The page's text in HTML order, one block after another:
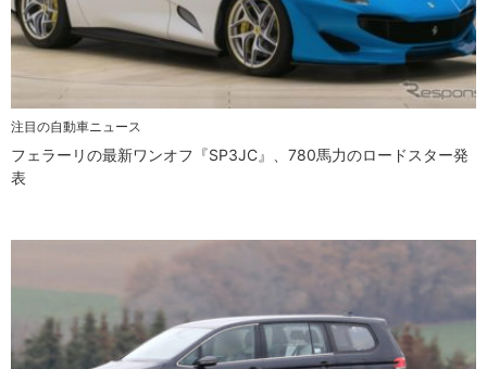
注目の自動車ニュース
フェラーリの最新ワンオフ『SP3JC』、780馬力のロードスター発
表